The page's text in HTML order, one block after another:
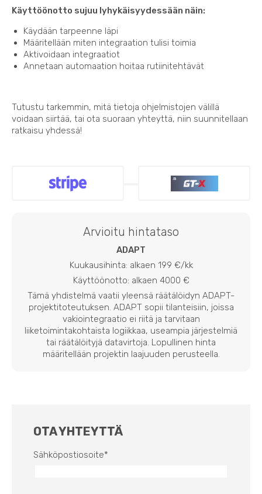
Käyttöönotto sujuu lyhykäisyydessään näin:
Käydään tarpeenne läpi
Määritellään miten integraation tulisi toimia
Aktivoidaan integraatiot
Annetaan automaation hoitaa rutiinitehtävät
Tutustu tarkemmin, mitä tietoja ohjelmistojen välillä
voidaan siirtää, tai ota suoraan yhteyttä, niin suunnitellaan
ratkaisu yhdessä!
Arvioitu hintataso
ADAPT
Kuukausihinta: alkaen 199 €/kk
Käyttöönotto: alkaen 4000 €
Tämä yhdistelmä vaatii yleensä räätälöidyn ADAPT-
projektitoteutuksen. ADAPT sopii tilanteisiin, joissa
vakiointegraatio ei riitä ja tarvitaan
liiketoimintakohtaista logiikkaa, useampia järjestelmiä
tai räätälöityjä datavirtoja. Lopullinen hinta
määritellään projektin laajuuden perusteella.
OTA YHTEYTTÄ
Sähköpostiosoite*